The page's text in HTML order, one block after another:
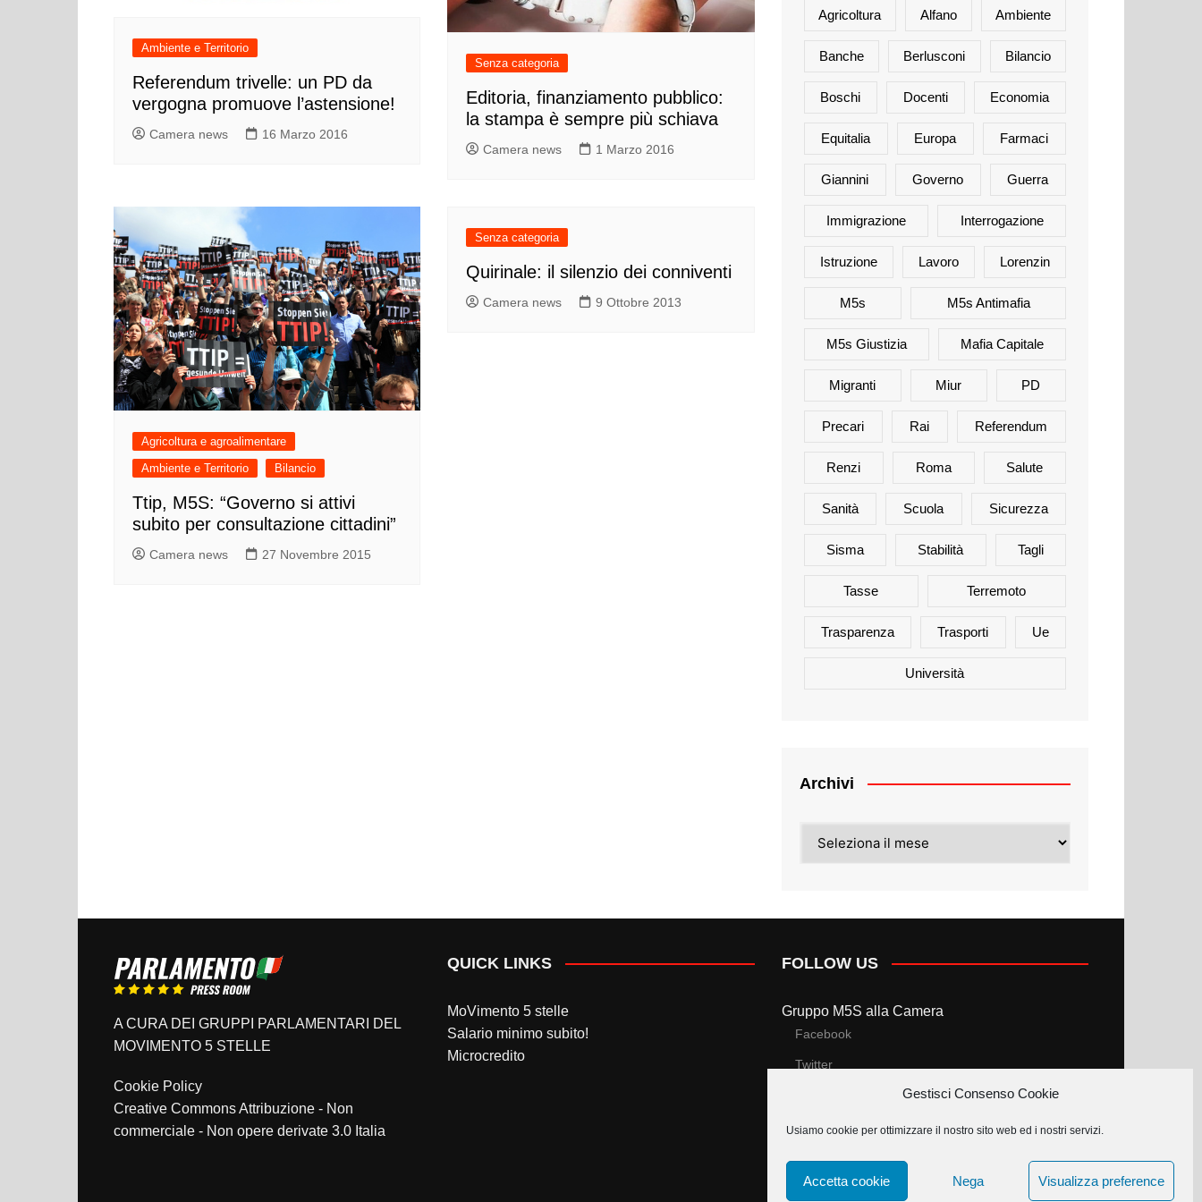
Gestisci Consenso Cookie
Usiamo cookie per ottimizzare il nostro sito web ed i nostri servizi.
Accetta cookie Nega Visualizza preference
Finanze e tesoro
Ambiente e Territorio
Referendum trivelle: un PD da
vergogna promuove l’astensione!
Camera news 16 Marzo 2016
Senza categoria
Editoria, finanziamento pubblico:
la stampa è sempre più schiava
Camera news 1 Marzo 2016
Agricoltura e agroalimentare
Ambiente e Territorio
Bilancio
Ttip, M5S: “Governo si attivi
subito per consultazione cittadini”
Camera news 27 Novembre 2015
Senza categoria
Quirinale: il silenzio dei conniventi
Camera news 9 Ottobre 2013
Agricoltura Alfano Ambiente
Banche Berlusconi Bilancio
Boschi Docenti Economia
Equitalia Europa Farmaci
Giannini Governo Guerra
Immigrazione Interrogazione
Istruzione Lavoro Lorenzin
M5s M5s Antimafia
M5s Giustizia Mafia Capitale
Migranti Miur PD
Precari Rai Referendum
Renzi Roma Salute
Sanità Scuola Sicurezza
Sisma Stabilità Tagli
Tasse Terremoto
Trasparenza Trasporti Ue
Università
Archivi
A CURA DEI GRUPPI PARLAMENTARI DEL
MOVIMENTO 5 STELLE
Cookie Policy
Creative Commons Attribuzione - Non
commerciale - Non opere derivate 3.0 Italia
QUICK LINKS
MoVimento 5 stelle
Salario minimo subito!
Microcredito
FOLLOW US
Gruppo M5S alla Camera
Facebook
Twitter